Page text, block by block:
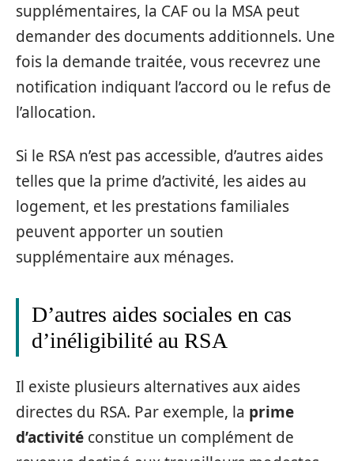
supplémentaires, la CAF ou la MSA peut
demander des documents additionnels. Une
fois la demande traitée, vous recevrez une
notification indiquant l’accord ou le refus de
l’allocation.
Si le RSA n’est pas accessible, d’autres aides
telles que la prime d’activité, les aides au
logement, et les prestations familiales
peuvent apporter un soutien
supplémentaire aux ménages.
D’autres aides sociales en cas
d’inéligibilité au RSA
Il existe plusieurs alternatives aux aides
directes du RSA. Par exemple, la prime
d’activité constitue un complément de